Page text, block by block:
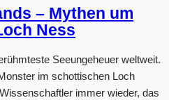
– Mythen um
Ness
Seeungeheuer weltweit.
im schottischen Loch
immer wieder, das